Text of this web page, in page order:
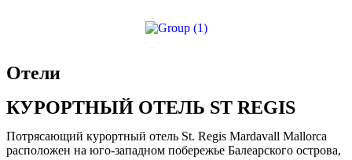
Центральная и южная америка
Евросоюз и восточная европа
Северная америка
АКТИВНЫЙ ОТДЫХ
Отели
КУРОРТНЫЙ ОТЕЛЬ ST REGIS
Потрясающий курортный отель St. Regis Mardavall Mallorca
расположен на юго-западном побережье Балеарского острова,